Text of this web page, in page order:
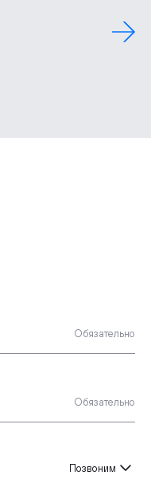
Обязательно
Обязательно
Позвоним